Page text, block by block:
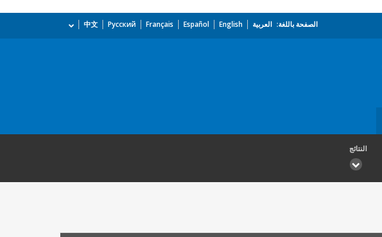
الصفحة باللغة: العربية English
Español
Français
Русский
中文
النتائج